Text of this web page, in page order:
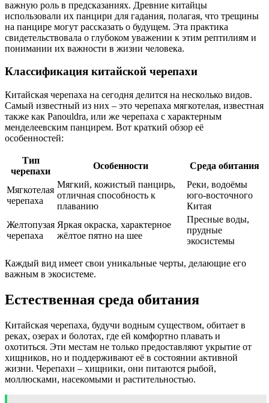
важную роль в предсказаниях. Древние китайцы
использовали их панцири для гадания, полагая, что трещины
на панцире могут рассказать о будущем. Эта практика
свидетельствовала о глубоком уважении к этим рептилиям и
понимании их важности в жизни человека.
Классификация китайской черепахи
Китайская черепаха на сегодня делится на несколько видов.
Самый известный из них – это черепаха мягкотелая, известная
также как Panouldra, или же черепаха с характерным
менделеевским панцирем. Вот краткий обзор её
особенностей:
Тип
черепахи
Особенности Среда обитания
Мягкотелая
черепаха
Мягкий, кожистый панцирь,
отличная способность к
плаванию
Реки, водоёмы
юго-восточного
Китая
Желтопузая
черепаха
Яркая окраска, характерное
жёлтое пятно на шее
Пресные воды,
прудные
экосистемы
Каждый вид имеет свои уникальные черты, делающие его
важным в экосистеме.
Естественная среда обитания
Китайская черепаха, будучи водным существом, обитает в
реках, озерах и болотах, где ей комфортно плавать и
охотиться. Эти местам не только предоставляют укрытие от
хищников, но и поддерживают её в состоянии активной
жизни. Черепахи – хищники, они питаются рыбой,
моллюсками, насекомыми и растительностью.